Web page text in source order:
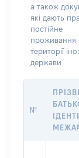
а також
які дають
постійне
проживання
території
держави
№